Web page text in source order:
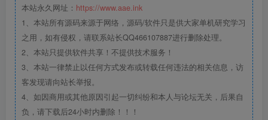
本站永久网址： https://www.aae.ink
1、本站所有源码来源于网络，源码/软件只是供大家单机研究学习
之用，如有侵权，请联系站长QQ466107887进行删除处理。
2、本站只提供软件共享！不提供技术服务！
3、本站一律禁止以任何方式发布或转载任何违法的相关信息，访
客发现请向站长举报。
4、如因商用或其他原因引起一切纠纷和本人与论坛无关，后果自
负，请下载后24小时内删除！！！